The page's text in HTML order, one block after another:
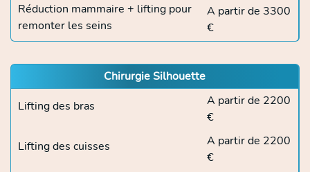
Réduction mammaire + lifting pour
remonter les seins
A partir de 3300
€
Chirurgie Silhouette
Lifting des bras
A partir de 2200
€
Lifting des cuisses
A partir de 2200
€